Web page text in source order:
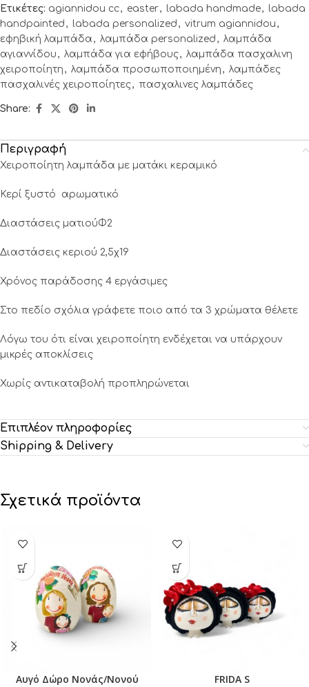
Ετικέτες: agiannidou cc, easter, labada handmade, labada
handpainted , labada personalized , vitrum agiannidou ,
εφηβική λαμπάδα , λαμπάδα personalized , λαμπάδα
αγιαννίδου , λαμπάδα για εφήβους, λαμπάδα πασχαλινη
χειροποίητη , λαμπάδα προσωποποιημένη , λαμπάδες
πασχαλινές χειροποίητες, πασχαλινες λαμπάδες
Share:
Περιγραφή
Χειροποίητη λαμπάδα με ματάκι κεραμικό
Κερί ξυστό αρωματικό
Διαστάσεις ματιούΦ2
Διαστάσεις κεριού 2,5χ19
Χρόνος παράδοσης 4 εργάσιμες
Στο πεδίο σχόλια γράφετε ποιο από τα 3 χρώματα θέλετε
Λόγω του ότι είναι χειροποίητη ενδέχεται να υπάρχουν
μικρές αποκλίσεις
Χωρίς αντικαταβολή προπληρώνεται
Επιπλέον πληροφορίες
Shipping & Delivery
Σχετικά προϊόντα
Αυγό Δώρο Νονάς/Νονού FRIDA S